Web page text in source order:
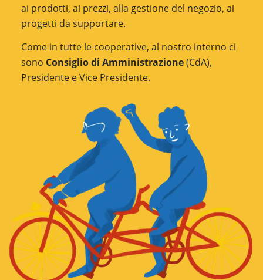
ai prodotti, ai prezzi, alla gestione del negozio, ai
progetti da supportare.
Come in tutte le cooperative, al nostro interno ci
sono Consiglio di Amministrazione(CdA),
Presidente e Vice Presidente.